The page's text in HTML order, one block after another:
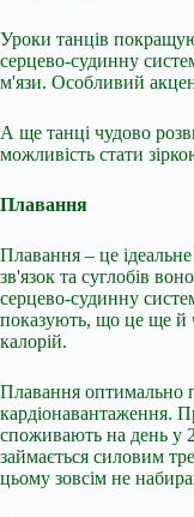
Уроки танців
серцево-судинну
м'язи. Особливий
А ще танці чудово
можливість стати
Плавання
Плавання – це
зв'язок та суглобів
серцево-судинну
показують, що це ще й
калорій.
Плавання оптимально
кардіонавантаження.
споживають на день у
займається силовим
цьому зовсім не